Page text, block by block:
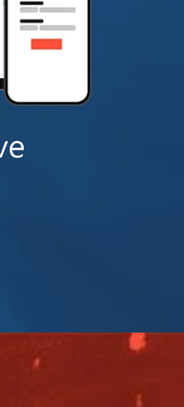
繁體中文
Portuguese-BR